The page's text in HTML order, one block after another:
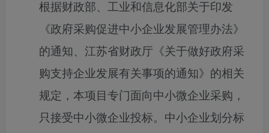
根据财政部、工业和信息化部关于印发
《政府采购促进中小企业发展管理办法》
的通知、江苏省财政厅《关于做好政府采
购支持企业发展有关事项的通知》的相关
规定， 本项目专门面向中小微企业采购 ，
只接受中小微企业投标。中小企业划分标